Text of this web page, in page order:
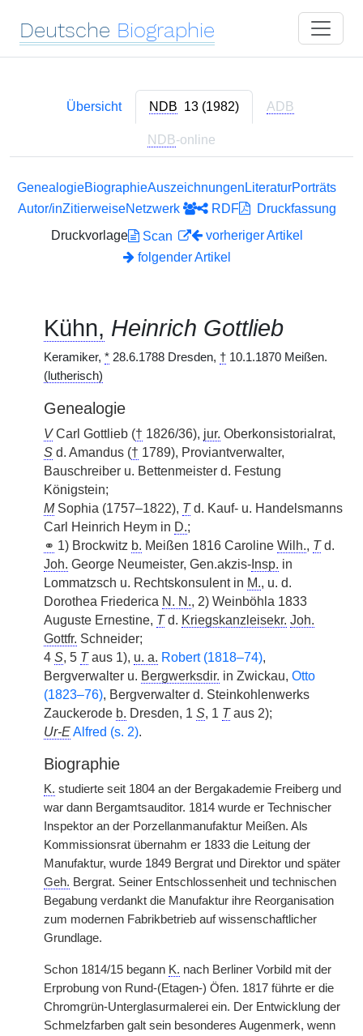
Deutsche Biographie
Übersicht NDB 13 (1982) ADB
NDB-online
GenealogieBiographieAuszeichnungen LiteraturPorträts
Autor/inZitierweiseNetzwerk RDF
Druckfassung
Druckvorlage
Scan
vorheriger Artikel
folgender Artikel
Kühn, Heinrich Gottlieb
Keramiker, * 28.6.1788 Dresden, † 10.1.1870 Meißen.
(lutherisch)
Genealogie
VCarl Gottlieb († 1826/36), jur. Oberkonsistorialrat,
S d. Amandus († 1789), Proviantverwalter,
Bauschreiber u. Bettenmeister d. Festung
Königstein;
MSophia (1757–1822), Td. Kauf- u. Handelsmanns
Carl Heinrich Heym in D.;
⚭ 1) Brockwitz b. Meißen 1816 Caroline Wilh., Td.
Joh. George Neumeister, Gen.akzis- Insp. in
Lommatzsch u. Rechtskonsulent in M., u. d.
Dorothea Friederica N. N., 2) Weinböhla 1833
Auguste Ernestine, Td. Kriegskanzleisekr. Joh.
Gottfr. Schneider;
4 S, 5 Taus 1), u. a. Robert (1818–74),
Bergverwalter u. Bergwerksdir. in Zwickau, Otto
(1823–76), Bergverwalter d. Steinkohlenwerks
Zauckerode b. Dresden, 1 S, 1 Taus 2);
Ur-EAlfred (s. 2).
Biographie
K. studierte seit 1804 an der Bergakademie Freiberg und
war dann Bergamtsauditor. 1814 wurde er Technischer
Inspektor an der Porzellanmanufaktur Meißen. Als
Kommissionsrat übernahm er 1833 die Leitung der
Manufaktur, wurde 1849 Bergrat und Direktor und später
Geh. Bergrat. Seiner Entschlossenheit und technischen
Begabung verdankt die Manufaktur ihre Reorganisation
zum modernen Fabrikbetrieb auf wissenschaftlicher
Grundlage.
Schon 1814/15 begann K. nach Berliner Vorbild mit der
Erprobung von Rund-(Etagen-) Öfen. 1817 führte er die
Chromgrün-Unterglasurmalerei ein. Der Entwicklung der
Schmelzfarben galt sein besonderes Augenmerk, wenn